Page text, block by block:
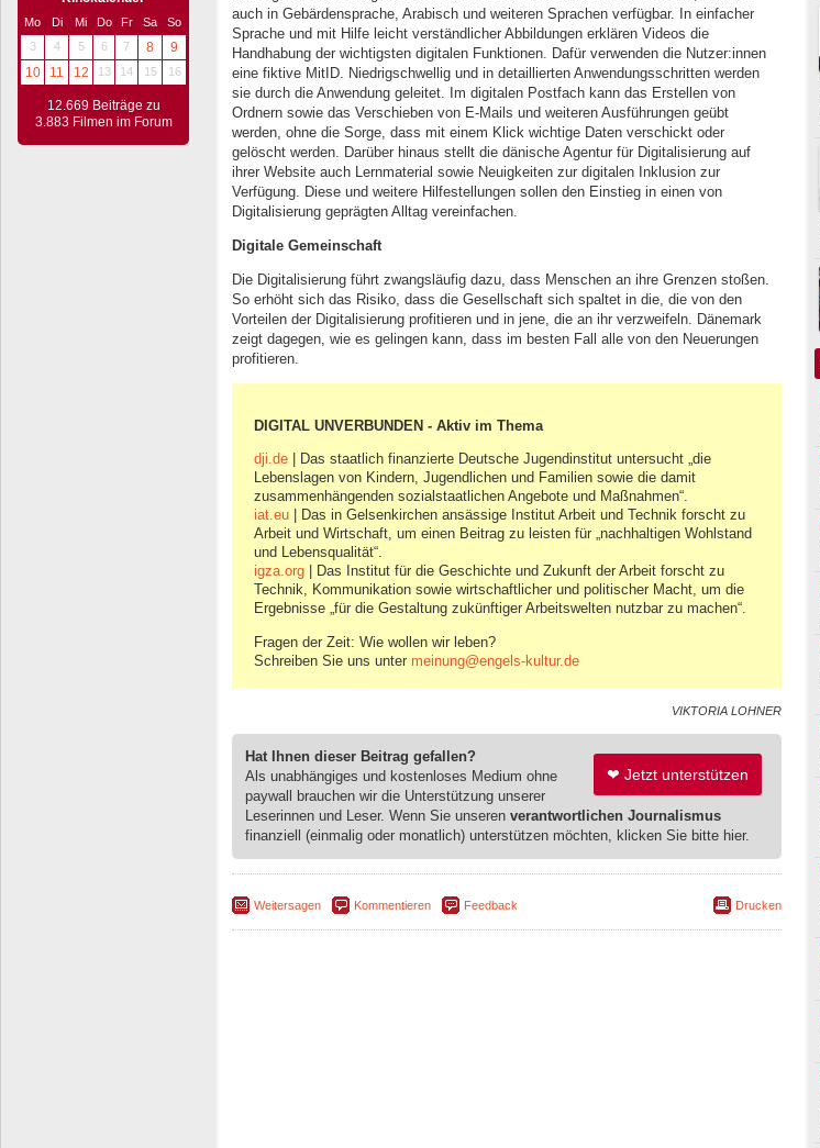
Mo Di Mi Do Fr Sa
So
3
4 5 6 7 8
9
10
11 12 13 14 15 16
12.669 Beiträge zu
3.883 Filmen im Forum
auch in Gebärdensprache, Arabisch und weiteren Sprachen verfügbar. In einfacher
Sprache und mit Hilfe leicht verständlicher Abbildungen erklären Videos die
Handhabung der wichtigsten digitalen Funktionen. Dafür verwenden die Nutzer:innen
eine fiktive MitID. Niedrigschwellig und in detaillierten Anwendungsschritten werden
sie durch die Anwendung geleitet. Im digitalen Postfach kann das Erstellen von
Ordnern sowie das Verschieben von E-Mails und weiteren Ausführungen geübt
werden, ohne die Sorge, dass mit einem Klick wichtige Daten verschickt oder
gelöscht werden. Darüber hinaus stellt die dänische Agentur für Digitalisierung auf
ihrer Website auch Lernmaterial sowie Neuigkeiten zur digitalen Inklusion zur
Verfügung. Diese und weitere Hilfestellungen sollen den Einstieg in einen von
Digitalisierung geprägten Alltag vereinfachen.
Digitale Gemeinschaft
Die Digitalisierung führt zwangsläufig dazu, dass Menschen an ihre Grenzen stoßen.
So erhöht sich das Risiko, dass die Gesellschaft sich spaltet in die, die von den
Vorteilen der Digitalisierung profitieren und in jene, die an ihr verzweifeln. Dänemark
zeigt dagegen, wie es gelingen kann, dass im besten Fall alle von den Neuerungen
profitieren.
DIGITAL UNVERBUNDEN - Aktiv im Thema
dji.de | Das staatlich finanzierte Deutsche Jugendinstitut untersucht „die
Lebenslagen von Kindern, Jugendlichen und Familien sowie die damit
zusammenhängenden sozialstaatlichen Angebote und Maßnahmen“.
iat.eu | Das in Gelsenkirchen ansässige Institut Arbeit und Technik forscht zu
Arbeit und Wirtschaft, um einen Beitrag zu leisten für „nachhaltigen Wohlstand
und Lebensqualität“.
igza.org | Das Institut für die Geschichte und Zukunft der Arbeit forscht zu
Technik, Kommunikation sowie wirtschaftlicher und politischer Macht, um die
Ergebnisse „für die Gestaltung zukünftiger Arbeitswelten nutzbar zu machen“.
Fragen der Zeit: Wie wollen wir leben?
Schreiben Sie uns unter meinung@engels-kultur.de
VIKTORIA LOHNER
❤ Jetzt unterstützen
Hat Ihnen dieser Beitrag gefallen?
Als unabhängiges und kostenloses Medium ohne
paywall brauchen wir die Unterstützung unserer
Leserinnen und Leser. Wenn Sie unseren verantwortlichen Journalismus
finanziell (einmalig oder monatlich) unterstützen möchten, klicken Sie bitte hier.
Weitersagen Kommentieren Feedback Drucken